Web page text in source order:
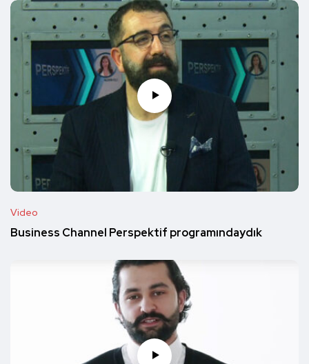
Video
Business Channel Perspektif programındaydık